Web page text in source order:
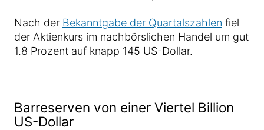
Nach der Bekanntgabe der Quartalszahlen fiel
der Aktienkurs im nachbörslichen Handel um gut
1.8 Prozent auf knapp 145 US-Dollar.
Barreserven von einer Viertel Billion
US-Dollar